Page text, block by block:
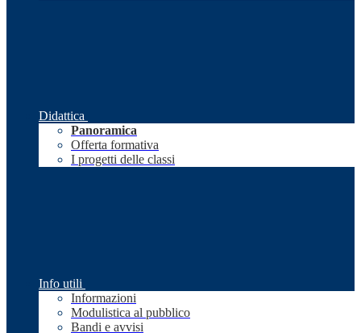
Didattica
Panoramica
Offerta formativa
I progetti delle classi
Info utili
Informazioni
Modulistica al pubblico
Bandi e avvisi